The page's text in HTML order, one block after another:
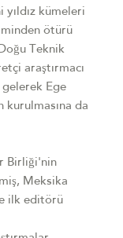
yıldız kümeleri
ötürü
Teknik
araştırmacı
gelerek Ege
da
Birliği'nin
Meksika
ilk editörü